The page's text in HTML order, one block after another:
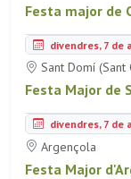
Festa major de
divendres, 7 de
Sant Domí
Festa Major de
divendres, 7 de
Argençola
Festa Major